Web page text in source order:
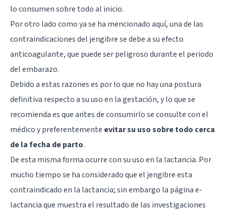
lo consumen sobre todo al inicio.
Por otro lado como ya se ha mencionado aquí, una de las
contraindicaciones del jengibre se debe a su efecto
anticoagulante, que puede ser peligroso durante el periodo
del embarazo.
Debido a estas razones es por lo que no hay una postura
definitiva respecto a su uso en la gestación, y lo que se
recomienda es que antes de consumirlo se consulte con el
médico y preferentemente evitar su uso sobre todo cerca
de la fecha de parto.
De esta misma forma ocurre con su uso en la lactancia. Por
mucho tiempo se ha considerado que el jengibre esta
contraindicado en la lactancia; sin embargo la página e-
lactancia que muestra el resultado de las investigaciones